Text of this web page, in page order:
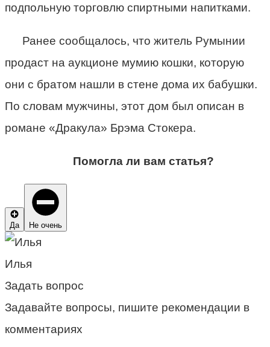
подпольную торговлю спиртными напитками.
Ранее сообщалось, что житель Румынии
продаст на аукционе мумию кошки, которую
они с братом нашли в стене дома их бабушки.
По словам мужчины, этот дом был описан в
романе «Дракула» Брэма Стокера.
Помогла ли вам статья?
Да Не очень
Илья
Задать вопрос
Задавайте вопросы, пишите рекомендации в
комментариях